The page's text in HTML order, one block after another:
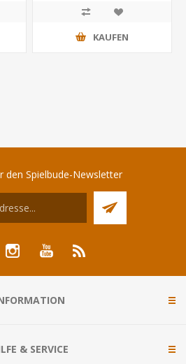
KAUFEN
den Spielbude-Newsletter
& SERVICE